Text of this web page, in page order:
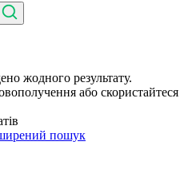
жодного результату.
або скористайтеся
пошук